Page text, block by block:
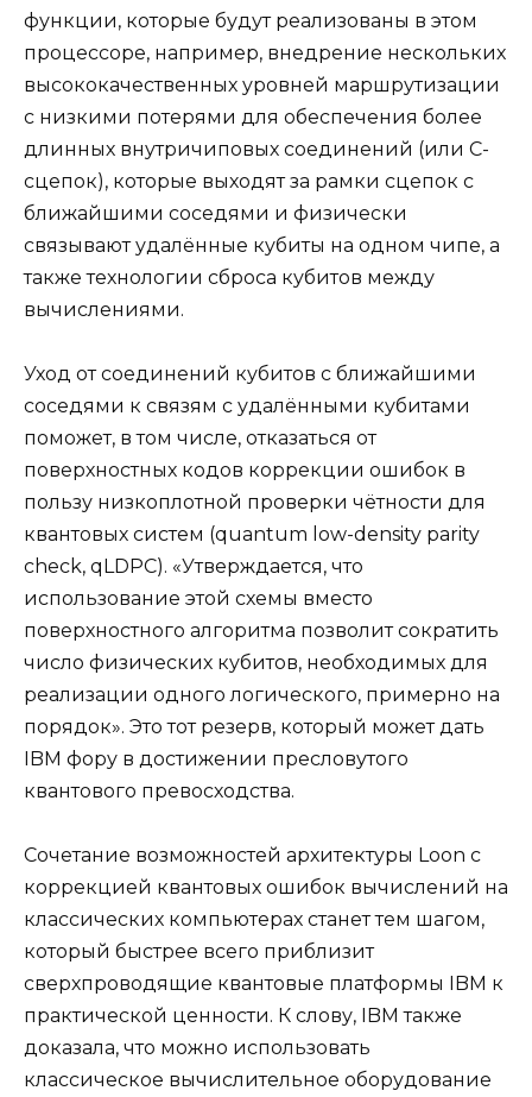
функции, которые будут реализованы в этом
процессоре, например, внедрение нескольких
высококачественных уровней маршрутизации
с низкими потерями для обеспечения более
длинных внутричиповых соединений (или С-
сцепок), которые выходят за рамки сцепок с
ближайшими соседями и физически
связывают удалённые кубиты на одном чипе, а
также технологии сброса кубитов между
вычислениями.
Уход от соединений кубитов с ближайшими
соседями к связям с удалёнными кубитами
поможет, в том числе, отказаться от
поверхностных кодов коррекции ошибок в
пользу низкоплотной проверки чётности для
квантовых систем (quantum low-density parity
check, qLDPC). «Утверждается, что
использование этой схемы вместо
поверхностного алгоритма позволит сократить
число физических кубитов, необходимых для
реализации одного логического, примерно на
порядок». Это тот резерв, который может дать
IBM фору в достижении пресловутого
квантового превосходства.
Сочетание возможностей архитектуры Loon с
коррекцией квантовых ошибок вычислений на
классических компьютерах станет тем шагом,
который быстрее всего приблизит
сверхпроводящие квантовые платформы IBM к
практической ценности. К слову, IBM также
доказала, что можно использовать
классическое вычислительное оборудование